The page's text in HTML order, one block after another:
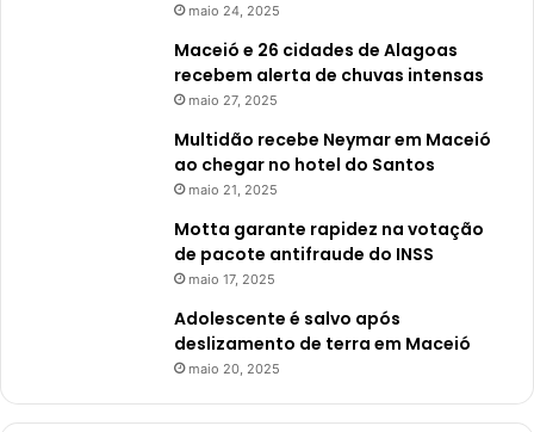
maio 24, 2025
Maceió e 26 cidades de Alagoas
recebem alerta de chuvas intensas
maio 27, 2025
Multidão recebe Neymar em Maceió
ao chegar no hotel do Santos
maio 21, 2025
Motta garante rapidez na votação
de pacote antifraude do INSS
maio 17, 2025
Adolescente é salvo após
deslizamento de terra em Maceió
maio 20, 2025